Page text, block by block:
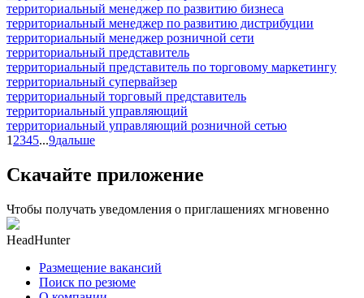
территориальный менеджер по развитию бизнеса
территориальный менеджер по развитию дистрибуции
территориальный менеджер розничной сети
территориальный представитель
территориальный представитель по торговому маркетингу
территориальный супервайзер
территориальный торговый представитель
территориальный управляющий
территориальный управляющий розничной сетью
1 2345...9дальше
Скачайте приложение
Чтобы получать уведомления о приглашениях мгновенно
HeadHunter
Размещение вакансий
Поиск по резюме